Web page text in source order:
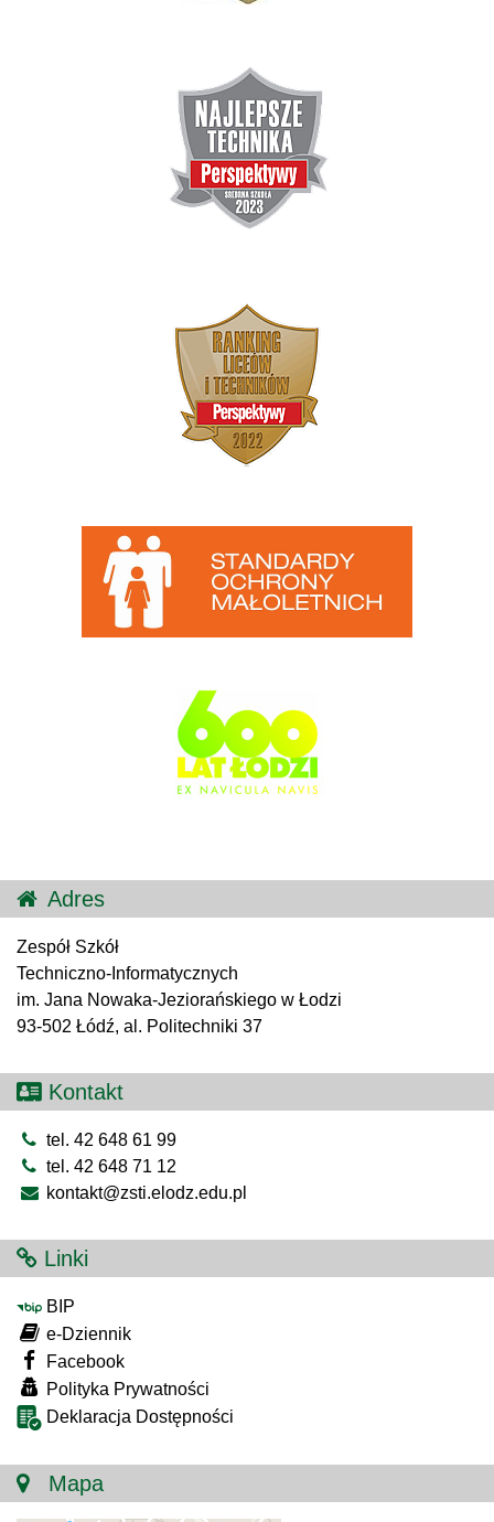
Adres
Zespół Szkół
Techniczno-Informatycznych
im. Jana Nowaka-Jeziorańskiego w Łodzi
93-502 Łódź, al. Politechniki 37
Kontakt
tel. 42 648 61 99
tel. 42 648 71 12
kontakt@zsti.elodz.edu.pl
Linki
BIP
e-Dziennik
Facebook
Polityka Prywatności
Deklaracja Dostępności
Mapa